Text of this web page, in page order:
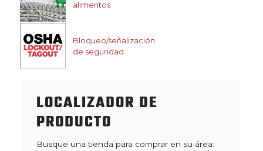
alimentos
Bloqueo/señalización
de seguridad
LOCALIZADOR DE
PRODUCTO
Busque una tienda para comprar en su área: